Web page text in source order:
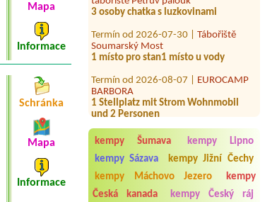
Termín od 2026-07-30 |Tábořiště
1 místo pro stan1 místo u vody
Termín od 2026-08-07 |EUROCAMP
1 Stellplatz mit Strom Wohnmobil
und 2 Personen
Termín od 2026-08-03 |
Bílina Kyselka
2L chatka pro 2 osoby + luzkoviny
Termín od 2026-07-27 |Penzion U nás
doma
2 osoby chatka
kempy Šumava
kempy Lipno
kempy Sázava
kempy Jižní Čechy
kempy Máchovo Jezero
kempy
Česká kanada
kempy Český ráj
Mapa
Informace
Schránka
Mapa
Informace